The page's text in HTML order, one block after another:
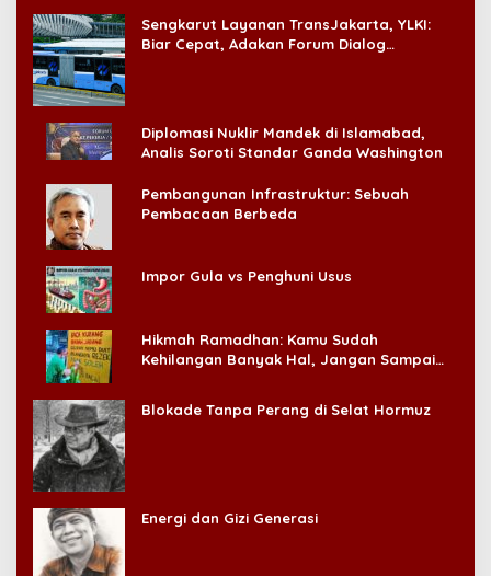
Sengkarut Layanan TransJakarta, YLKI:
Biar Cepat, Adakan Forum Dialog
Diplomasi Nuklir Mandek di Islamabad,
Analis Soroti Standar Ganda Washington
Pembangunan Infrastruktur: Sebuah
Pembacaan Berbeda
Impor Gula vs Penghuni Usus
Hikmah Ramadhan: Kamu Sudah
Kehilangan Banyak Hal, Jangan Sampai
Blokade Tanpa Perang di Selat Hormuz
Energi dan Gizi Generasi